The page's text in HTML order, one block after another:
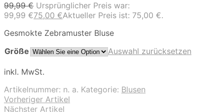
99,99€ Ursprünglicher Preis war:
99,99 €75,00 €Aktueller Preis ist: 75,00 €.
Gesmokte Zebramuster Bluse
Größe
Auswahl zurücksetzen
inkl. MwSt.
Artikelnummer: n. a. Kategorie: Blusen
Vorheriger Artikel
Nächster Artikel